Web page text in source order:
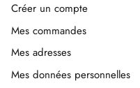
Créer un compte
Mes commandes
Mes adresses
Mes données personnelles